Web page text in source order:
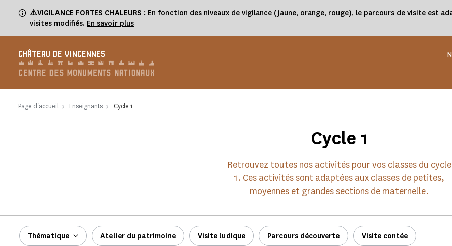
⚠️VIGILANCE FORTES CHALEURS : En fonction des niveaux de vigilance (jaune, orange, rouge), le parcours de visite est
visites modifiés. En savoir plus
CHÂTEAU DE VINCENNES
Page d'accueil Enseignants Cycle 1
Cycle 1
Retrouvez toutes nos activités pour vos classes du cycle
1. Ces activités sont adaptées aux classes de petites,
moyennes et grandes sections de maternelle.
Thématique Atelier du patrimoine Visite ludique Parcours découverte Visite contée